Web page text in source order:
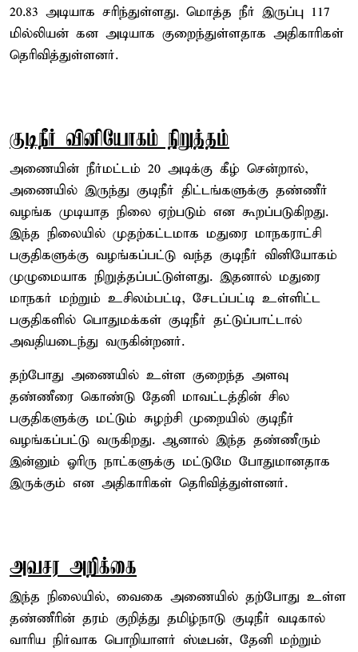
20.83 அடியாக சரிந்துள்ளது. மொத்த நீர் இருப்பு 117
மில்லியன் கன அடியாக குறைந்துள்ளதாக அதிகாரிகள்
தெரிவித்துள்ளனர்.
குடிநீர் வினியோகம் நிறுத்தம்
அணையின் நீர்மட்டம் 20 அடிக்கு கீழ் சென்றால்,
அணையில் இருந்து குடிநீர் திட்டங்களுக்கு தண்ணீர்
வழங்க முடியாத நிலை ஏற்படும் என கூறப்படுகிறது.
இந்த நிலையில் முதற்கட்டமாக மதுரை மாநகராட்சி
பகுதிகளுக்கு வழங்கப்பட்டு வந்த குடிநீர் வினியோகம்
முழுமையாக நிறுத்தப்பட்டுள்ளது. இதனால் மதுரை
மாநகர் மற்றும் உசிலம்பட்டி, சேடப்பட்டி உள்ளிட்ட
பகுதிகளில் பொதுமக்கள் குடிநீர் தட்டுப்பாட்டால்
அவதியடைந்து வருகின்றனர்.
தற்போது அணையில் உள்ள குறைந்த அளவு
தண்ணீரை கொண்டு தேனி மாவட்டத்தின் சில
பகுதிகளுக்கு மட்டும் சுழற்சி முறையில் குடிநீர்
வழங்கப்பட்டு வருகிறது. ஆனால் இந்த தண்ணீரும்
இன்னும் ஓரிரு நாட்களுக்கு மட்டுமே போதுமானதாக
இருக்கும் என அதிகாரிகள் தெரிவித்துள்ளனர்.
அவசர அறிக்கை
இந்த நிலையில், வைகை அணையில் தற்போது உள்ள
தண்ணீரின் தரம் குறித்து தமிழ்நாடு குடிநீர் வடிகால்
வாரிய நிர்வாக பொறியாளர் ஸ்டீபன், தேனி மற்றும்